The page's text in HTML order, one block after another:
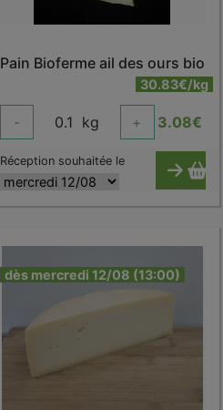
Pain Bioferme ail des ours bio
30.83€/kg
- 0.1 kg + 3.08€
Réception souhaitée le
dès mercredi 12/08 (13:00)